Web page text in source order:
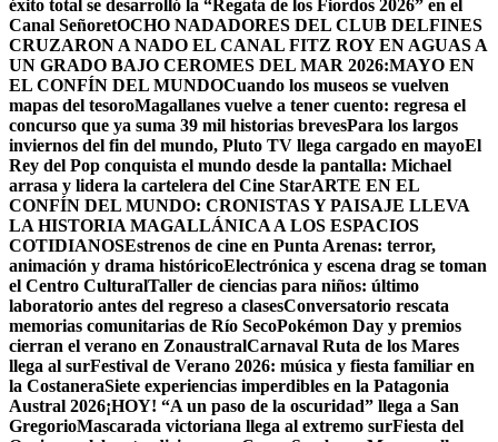
éxito total se desarrolló la “Regata de los Fiordos 2026” en el
Canal SeñoretOCHO NADADORES DEL CLUB DELFINES
CRUZARON A NADO EL CANAL FITZ ROY EN AGUAS A
UN GRADO BAJO CEROMES DEL MAR 2026:MAYO EN
EL CONFÍN DEL MUNDOCuando los museos se vuelven
mapas del tesoroMagallanes vuelve a tener cuento: regresa el
concurso que ya suma 39 mil historias brevesPara los largos
inviernos del fin del mundo, Pluto TV llega cargado en mayoEl
Rey del Pop conquista el mundo desde la pantalla: Michael
arrasa y lidera la cartelera del Cine StarARTE EN EL
CONFÍN DEL MUNDO: CRONISTAS Y PAISAJE LLEVA
LA HISTORIA MAGALLÁNICA A LOS ESPACIOS
COTIDIANOSEstrenos de cine en Punta Arenas: terror,
animación y drama históricoElectrónica y escena drag se toman
el Centro CulturalTaller de ciencias para niños: último
laboratorio antes del regreso a clasesConversatorio rescata
memorias comunitarias de Río SecoPokémon Day y premios
cierran el verano en ZonaustralCarnaval Ruta de los Mares
llega al surFestival de Verano 2026: música y fiesta familiar en
la CostaneraSiete experiencias imperdibles en la Patagonia
Austral 2026¡HOY! “A un paso de la oscuridad” llega a San
GregorioMascarada victoriana llega al extremo surFiesta del